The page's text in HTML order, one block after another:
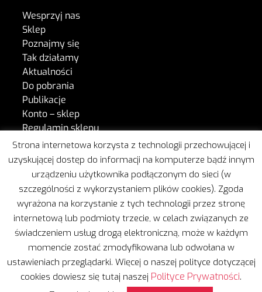
Wesprzyj nas
Sklep
Poznajmy się
Tak działamy
Aktualności
Do pobrania
Publikacje
Konto – sklep
Regulamin sklepu
Kontakt
W naszej pracy wspiera nas Freshmail.
Copyright © 2020 | Wszelkie prawa zastrzeżone
Projekt i realizacja:Leżę i Pracuję
Strona internetowa korzysta z technologii przechowującej i
uzyskującej dostęp do informacji na komputerze bądź innym
urządzeniu użytkownika podłączonym do sieci (w
szczególności z wykorzystaniem plików cookies). Zgoda
wyrażona na korzystanie z tych technologii przez stronę
internetową lub podmioty trzecie, w celach związanych ze
świadczeniem usług drogą elektroniczną, może w każdym
momencie zostać zmodyfikowana lub odwołana w
ustawieniach przeglądarki. Więcej o naszej polityce dotyczącej
cookies dowiesz się tutaj naszej Polityce Prywatności.